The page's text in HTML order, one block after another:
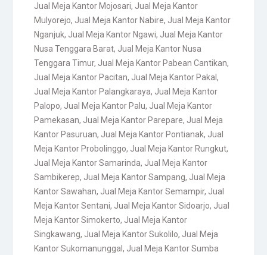
Jual Meja Kantor Mojosari, Jual Meja Kantor
Mulyorejo, Jual Meja Kantor Nabire, Jual Meja Kantor
Nganjuk, Jual Meja Kantor Ngawi, Jual Meja Kantor
Nusa Tenggara Barat, Jual Meja Kantor Nusa
Tenggara Timur, Jual Meja Kantor Pabean Cantikan,
Jual Meja Kantor Pacitan, Jual Meja Kantor Pakal ,
Jual Meja Kantor Palangkaraya, Jual Meja Kantor
Palopo, Jual Meja Kantor Palu, Jual Meja Kantor
Pamekasan, Jual Meja Kantor Parepare, Jual Meja
Kantor Pasuruan, Jual Meja Kantor Pontianak, Jual
Meja Kantor Probolinggo, Jual Meja Kantor Rungkut,
Jual Meja Kantor Samarinda, Jual Meja Kantor
Sambikerep, Jual Meja Kantor Sampang, Jual Meja
Kantor Sawahan, Jual Meja Kantor Semampir, Jual
Meja Kantor Sentani, Jual Meja Kantor Sidoarjo, Jual
Meja Kantor Simokerto, Jual Meja Kantor
Singkawang, Jual Meja Kantor Sukolilo, Jual Meja
Kantor Sukomanunggal , Jual Meja Kantor Sumba